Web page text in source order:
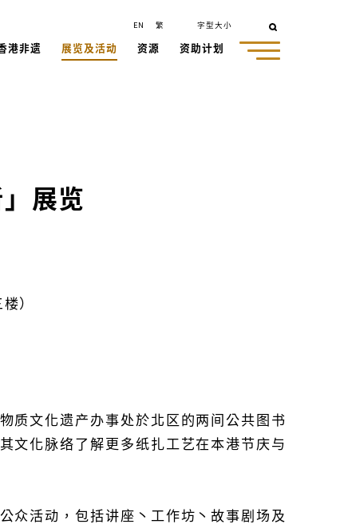
港非遗 展览及活动 资源 资助计划
EN 繁 字型大小
展览
）
质文化遗产办事处於北区的两间公共图书
文化脉络了解更多纸扎工艺在本港节庆与
众活动，包括讲座丶工作坊丶故事剧场及